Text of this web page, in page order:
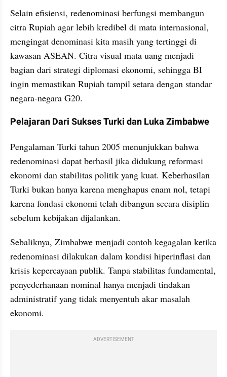
Selain efisiensi, redenominasi berfungsi membangun
citra Rupiah agar lebih kredibel di mata internasional,
mengingat denominasi kita masih yang tertinggi di
kawasan ASEAN. Citra visual mata uang menjadi
bagian dari strategi diplomasi ekonomi, sehingga BI
ingin memastikan Rupiah tampil setara dengan standar
negara-negara G20.
Pelajaran Dari Sukses Turki dan Luka Zimbabwe
Pengalaman Turki tahun 2005 menunjukkan bahwa
redenominasi dapat berhasil jika didukung reformasi
ekonomi dan stabilitas politik yang kuat. Keberhasilan
Turki bukan hanya karena menghapus enam nol, tetapi
karena fondasi ekonomi telah dibangun secara disiplin
sebelum kebijakan dijalankan.
Sebaliknya, Zimbabwe menjadi contoh kegagalan ketika
redenominasi dilakukan dalam kondisi hiperinflasi dan
krisis kepercayaan publik. Tanpa stabilitas fundamental,
penyederhanaan nominal hanya menjadi tindakan
administratif yang tidak menyentuh akar masalah
ekonomi.
ADVERTISEMENT